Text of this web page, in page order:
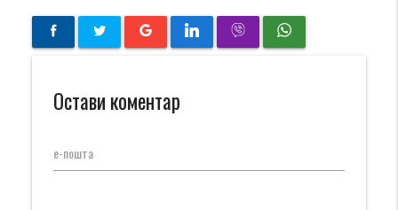
Остави коментар
е-пошта